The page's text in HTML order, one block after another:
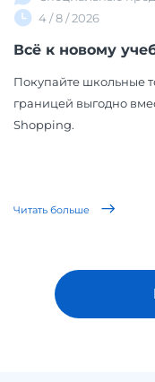
4 / 8 / 2026
Всё к новому
Покупайте школьные
границей выгодно
Shopping.
Читать больше